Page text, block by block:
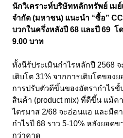
นักวิเคราะห์บริษัทหลักทรัพย์ เมย์
จำกัด (มหาชน) แนะนำ “ซื้อ”
บวกในครึ่งหลังปี 68 และปี 69 โ
9.00 บาท
ทั้งนีร้ประเมินกำไรหลักปี 2568 จ
เติบโต 31% จากการเติบโตของ
การปรับตัวดีขึ้นของอัตรากำไรขั้
สินค้า (product mix) ที่ดีขึ้น แม้ค
ไตรมาส 2/68 จะอ่อนแอ และมี
กำไรปี 68 ราว 5-10% หลังยอด
กว่าคาด